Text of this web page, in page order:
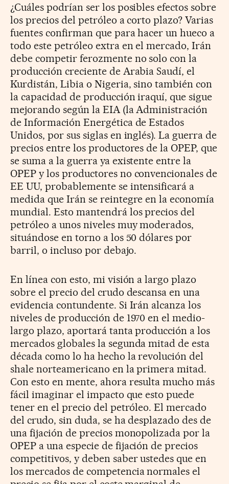
¿Cuáles podrían ser los posibles efectos sobre
los precios del petróleo a corto plazo? Varias
fuentes confirman que para hacer un hueco a
todo este petróleo extra en el mercado, Irán
debe competir ferozmente no solo con la
producción creciente de Arabia Saudí, el
Kurdistán, Libia o Nigeria, sino también con
la capacidad de producción iraquí, que sigue
mejorando según la EIA (la Administración
de Información Energética de Estados
Unidos, por sus siglas en inglés). La guerra de
precios entre los productores de la OPEP, que
se suma a la guerra ya existente entre la
OPEP y los productores no convencionales de
EE UU, probablemente se intensificará a
medida que Irán se reintegre en la economía
mundial. Esto mantendrá los precios del
petróleo a unos niveles muy moderados,
situándose en torno a los 50 dólares por
barril, o incluso por debajo.
En línea con esto, mi visión a largo plazo
sobre el precio del crudo descansa en una
evidencia contundente. Si Irán alcanza los
niveles de producción de 1970 en el medio-
largo plazo, aportará tanta producción a los
mercados globales la segunda mitad de esta
década como lo ha hecho la revolución del
shale norteamericano en la primera mitad.
Con esto en mente, ahora resulta mucho más
fácil imaginar el impacto que esto puede
tener en el precio del petróleo. El mercado
del crudo, sin duda, se ha desplazado des de
una fijación de precios monopolizada por la
OPEP a una especie de fijación de precios
competitivos, y deben saber ustedes que en
los mercados de competencia normales el